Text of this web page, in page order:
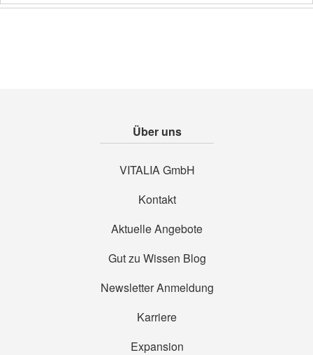
Über uns
VITALIA GmbH
Kontakt
Aktuelle Angebote
Gut zu Wissen Blog
Newsletter Anmeldung
Karriere
Expansion